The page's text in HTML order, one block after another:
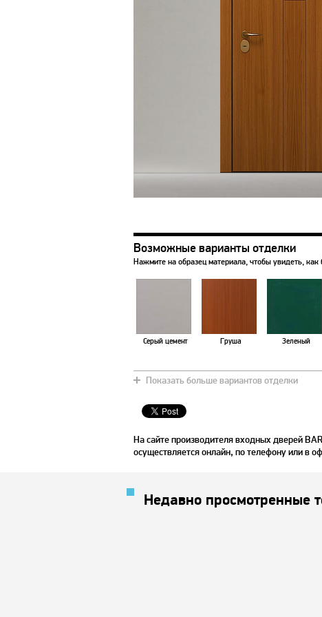
Возможные варианты отделки
Нажмите на образец материала, чтобы увидеть, как
Серый цемент Груша Зеленый
Махагон
Слоновая кость Вишня натур Чили
Показать больше вариантов отделки
На сайте производителя входных дверей
осуществляется онлайн, по телефону или в
Недавно просмотренные